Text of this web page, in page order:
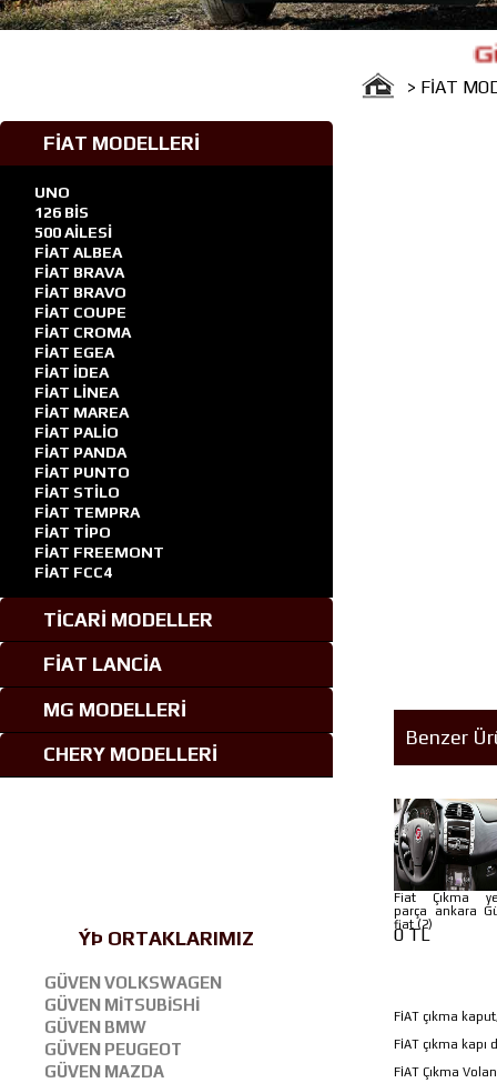
Güven
FİAT MODELLERİ
UNO
126 BİS
500 AİLESİ
FİAT ALBEA
FİAT BRAVA
FİAT BRAVO
FİAT COUPE
FİAT CROMA
FİAT EGEA
FİAT İDEA
FİAT LİNEA
FİAT MAREA
FİAT PALİO
FİAT PANDA
FİAT PUNTO
FİAT STİLO
FİAT TEMPRA
FİAT TİPO
FİAT FREEMONT
FİAT FCC4
TİCARİ MODELLER
FİAT LANCİA
MG MODELLERİ
CHERY MODELLERİ
ÝÞ ORTAKLARIMIZ
GÜVEN VOLKSWAGEN
GÜVEN MİTSUBİSHİ
GÜVEN BMW
GÜVEN PEUGEOT
GÜVEN MAZDA
> FİAT
Benzer
Fiat Çıkma
parça ankara
fiat (2)
0 TL
FİAT çıkma
FİAT çıkma kapı
FİAT Çıkma